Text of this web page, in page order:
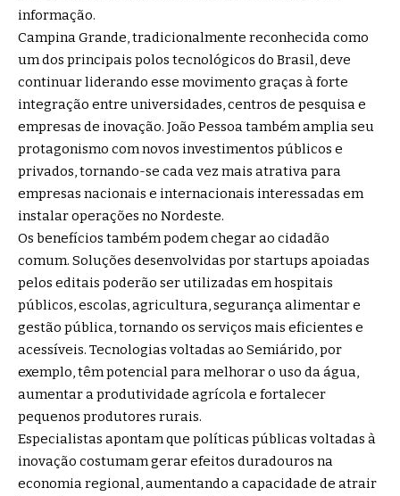
informação.
Campina Grande, tradicionalmente reconhecida como
um dos principais polos tecnológicos do Brasil, deve
continuar liderando esse movimento graças à forte
integração entre universidades, centros de pesquisa e
empresas de inovação. João Pessoa também amplia seu
protagonismo com novos investimentos públicos e
privados, tornando-se cada vez mais atrativa para
empresas nacionais e internacionais interessadas em
instalar operações no Nordeste.
Os benefícios também podem chegar ao cidadão
comum. Soluções desenvolvidas por startups apoiadas
pelos editais poderão ser utilizadas em hospitais
públicos, escolas, agricultura, segurança alimentar e
gestão pública, tornando os serviços mais eficientes e
acessíveis. Tecnologias voltadas ao Semiárido, por
exemplo, têm potencial para melhorar o uso da água,
aumentar a produtividade agrícola e fortalecer
pequenos produtores rurais.
Especialistas apontam que políticas públicas voltadas à
inovação costumam gerar efeitos duradouros na
economia regional, aumentando a capacidade de atrair